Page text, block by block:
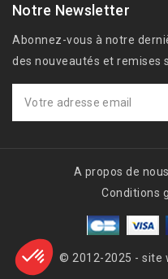
Notre Newsletter
Abonnez-vous à notre
des nouveautés et remises
A propos de nous
Conditions
© 2012-2025 - site